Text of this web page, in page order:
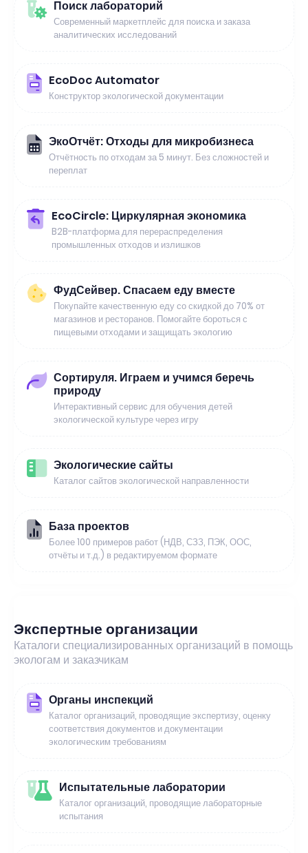
Поиск лабораторий
Современный маркетплейс для поиска и заказа
аналитических исследований
EcoDoc Automator
Конструктор экологической документации
ЭкоОтчёт: Отходы для микробизнеса
Отчётность по отходам за 5 минут. Без сложностей и
переплат
EcoCircle: Циркулярная экономика
B2B-платформа для перераспределения
промышленных отходов и излишков
ФудСейвер. Спасаем еду вместе
Покупайте качественную еду со скидкой до 70% от
магазинов и ресторанов. Помогайте бороться с
пищевыми отходами и защищать экологию
Сортируля. Играем и учимся беречь
природу
Интерактивный сервис для обучения детей
экологической культуре через игру
Экологические сайты
Каталог сайтов экологической направленности
База проектов
Более 100 примеров работ (НДВ, СЗЗ, ПЭК, ООС,
отчёты и т.д.) в редактируемом формате
Экспертные организации
Каталоги специализированных организаций в помощь
экологам и заказчикам
Органы инспекций
Каталог организаций, проводящие экспертизу, оценку
соответствия документов и документации
экологическим требованиям
Испытательные лаборатории
Каталог организаций, проводящие лабораторные
испытания